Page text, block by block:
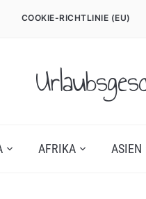
COOKIE-RICHTLINIE (EU)
AFRIKA ASIEN